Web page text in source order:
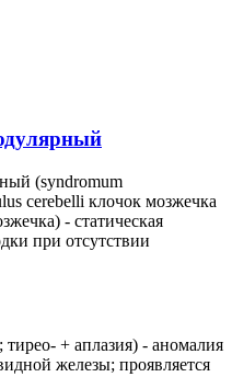
(syndromum
cerebelli клочок мозжечка
- статическая
при отсутствии
тирео- + аплазия) - аномалия
железы; проявляется